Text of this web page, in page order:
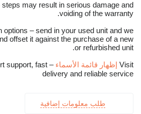
steps may result in serious damage and
voiding of the warranty.
options – send in your used unit and we
offset it against the purchase of a new
or refurbished unit.
Visit إظهار قائمة الأسماء
support, fast
delivery and reliable service
طلب معلومات إضافية